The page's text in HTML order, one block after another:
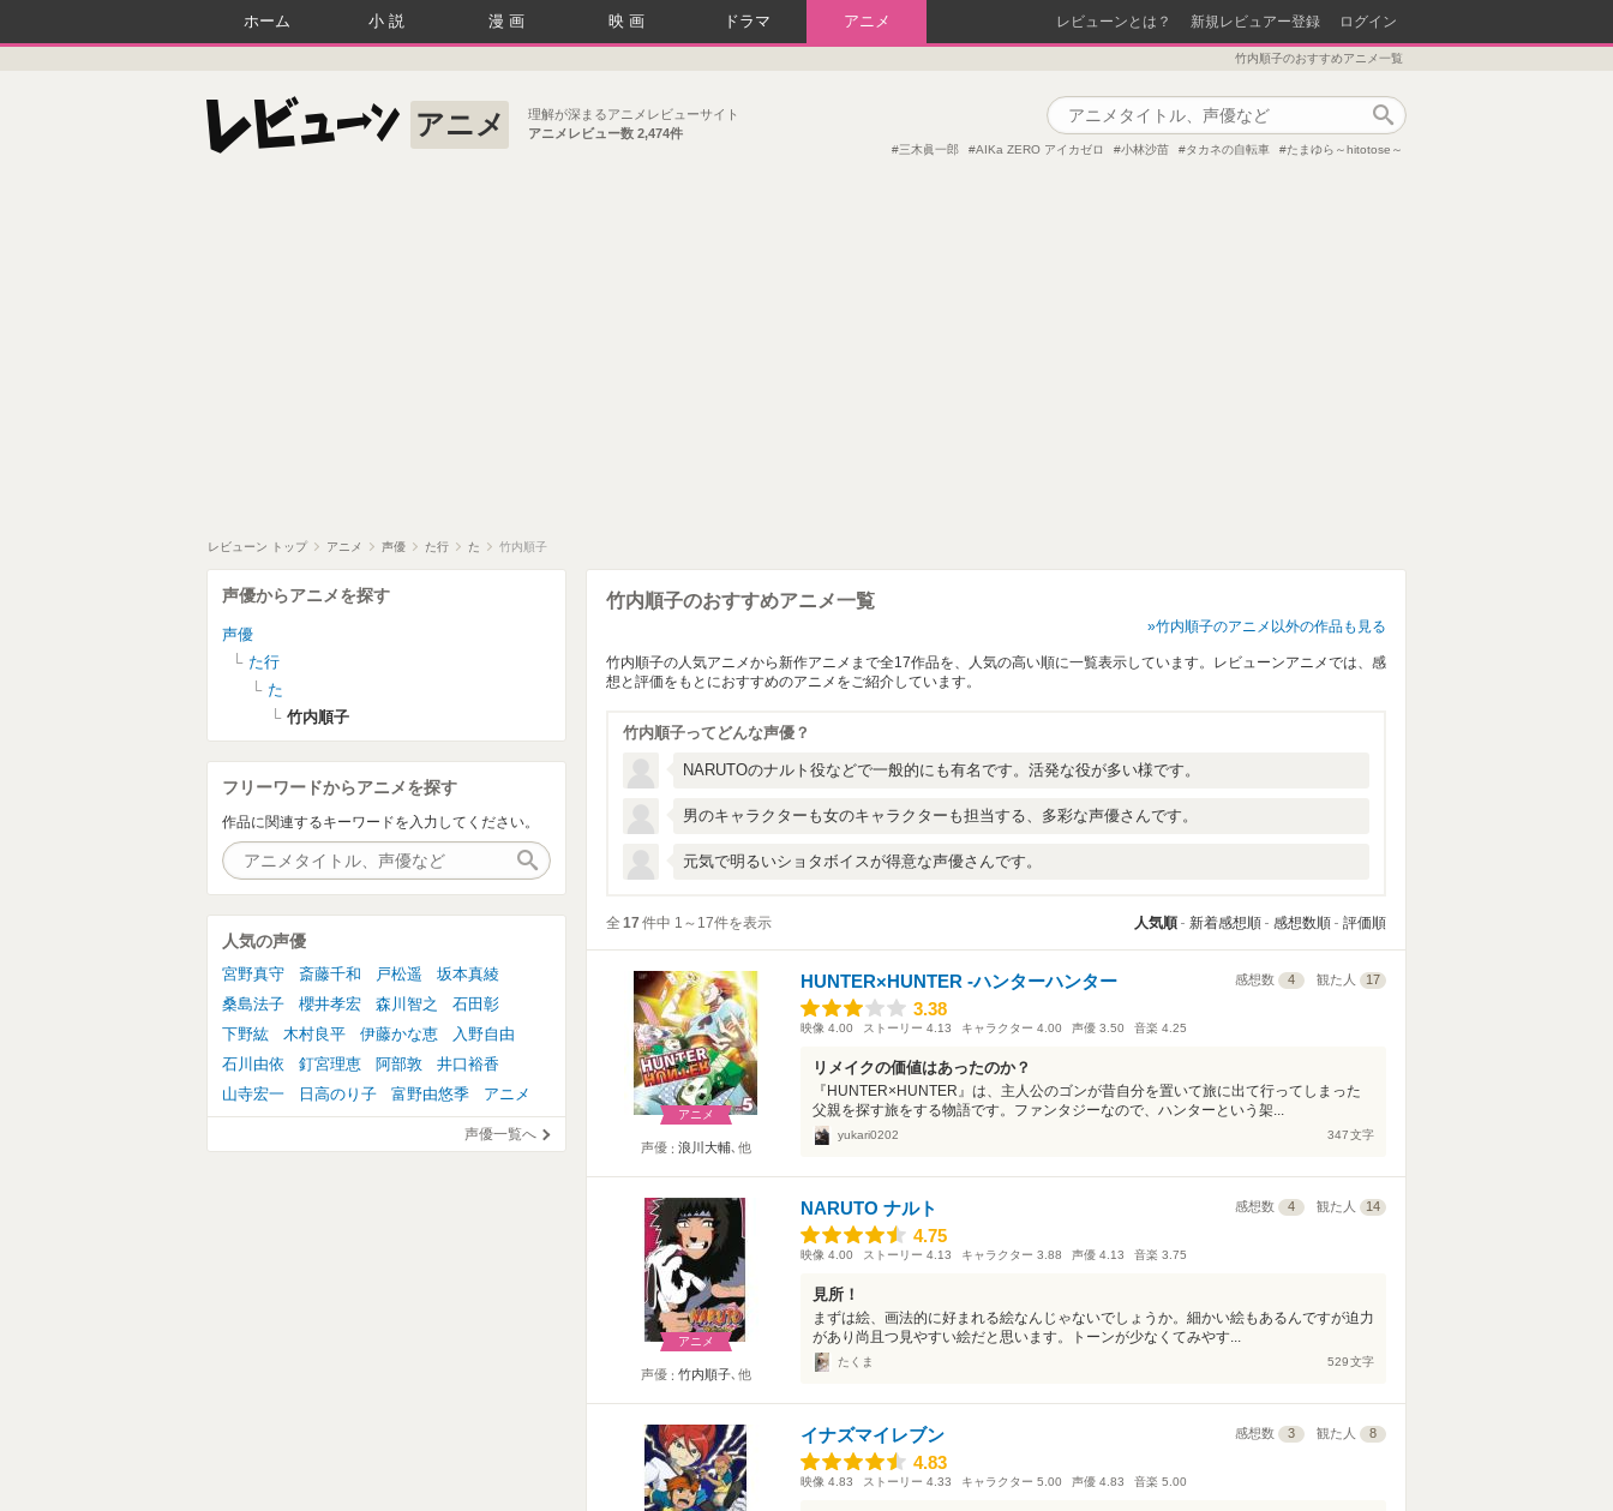
ホーム 小説 漫画 映画 ドラマ アニメ レビューンとは？ 新規レビュアー登録 ログイン
竹内順子のおすすめアニメ一覧
アニメ
理解が深まるアニメレビューサイト
アニメレビュー数 2,474件
三木眞一郎 AIKa ZERO アイカゼロ 小林沙苗 タカネの自転車 たまゆら～hitotose～
レビューン トップ アニメ 声優 た行 た 竹内順子
竹内順子のおすすめアニメ一覧
竹内順子のアニメ以外の作品も見る
竹内順子の人気アニメから新作アニメまで全17作品を、人気の高い順に一覧表示しています。レビューンアニメでは、感
想と評価をもとにおすすめのアニメをご紹介しています。
竹内順子ってどんな声優？
NARUTOのナルト役などで一般的にも有名です。活発な役が多い様です。
男のキャラクターも女のキャラクターも担当する、多彩な声優さんです。
元気で明るいショタボイスが得意な声優さんです。
全 17 件中 1～17件を表示 人気順 新着感想順 感想数順 評価順
アニメ
声優 浪川大輔､他
HUNTER×HUNTER -ハンターハンター 感想数 4 観た人 17
3.38
3.38
映像 4.00 ストーリー 4.13 キャラクター 4.00 声優 3.50 音楽 4.25
リメイクの価値はあったのか？
『HUNTER×HUNTER』は、主人公のゴンが昔自分を置いて旅に出て行ってしまった
父親を探す旅をする物語です。ファンタジーなので、ハンターという架...
yukari0202 347文字
アニメ
声優 竹内順子､他
NARUTO ナルト 感想数 4 観た人 14
4.75
4.75
映像 4.00 ストーリー 4.13 キャラクター 3.88 声優 4.13 音楽 3.75
見所！
まずは絵、画法的に好まれる絵なんじゃないでしょうか。細かい絵もあるんですが迫力
があり尚且つ見やすい絵だと思います。トーンが少なくてみやす...
たくま 529文字
イナズマイレブン 感想数 3 観た人 8
4.83
4.83
映像 4.83 ストーリー 4.33 キャラクター 5.00 声優 4.83 音楽 5.00
声優からアニメを探す
声優
た行
た
竹内順子
フリーワードからアニメを探す
作品に関連するキーワードを入力してください。
人気の声優
宮野真守 斎藤千和 戸松遥
坂本真綾
桑島法子
櫻井孝宏 森川智之
石田彰
下野紘
木村良平 伊藤かな恵
入野自由
石川由依
釘宮理恵 阿部敦
井口裕香
山寺宏一
日高のり子 富野由悠季 アニメ
声優一覧へ